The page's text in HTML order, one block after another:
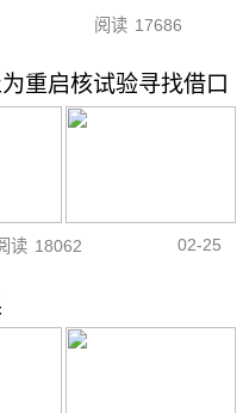
阅读 17686
重启核试验寻找借口
读 18062 02-25